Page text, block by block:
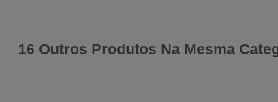
16 Outros Produtos Na Mesma